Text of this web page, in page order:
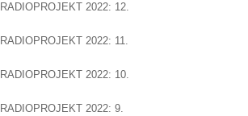
RADIOPROJEKT 2022: 12.
RADIOPROJEKT 2022: 11.
RADIOPROJEKT 2022: 10.
RADIOPROJEKT 2022: 9.